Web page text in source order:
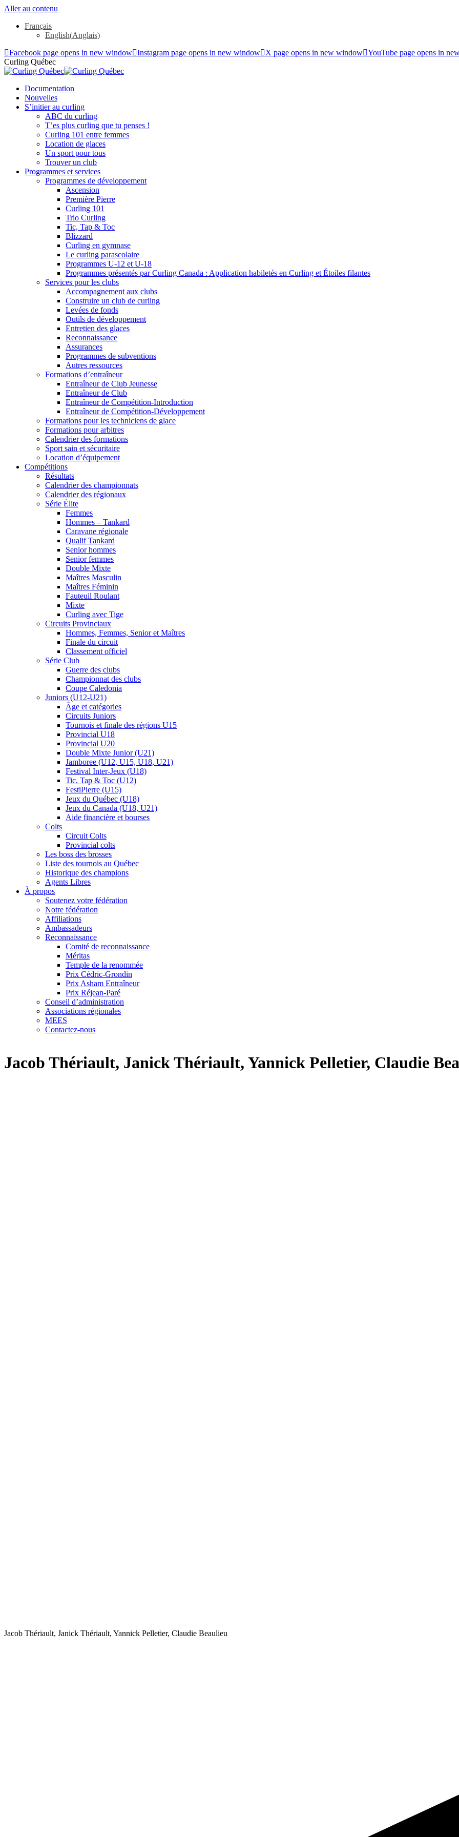
Aller au contenu
Français
English(Anglais)
Facebook page opens in new window Instagram page opens in new window X page opens in new window YouTube page opens in
Curling Québec
Documentation
Nouvelles
S’initier au curling
ABC du curling
T’es plus curling que tu penses !
Curling 101 entre femmes
Location de glaces
Un sport pour tous
Trouver un club
Programmes et services
Programmes de développement
Ascension
Première Pierre
Curling 101
Trio Curling
Tic, Tap & Toc
Blizzard
Curling en gymnase
Le curling parascolaire
Programmes U-12 et U-18
Programmes présentés par Curling Canada : Application habiletés en Curling et Étoiles filantes
Services pour les clubs
Accompagnement aux clubs
Construire un club de curling
Levées de fonds
Outils de développement
Entretien des glaces
Reconnaissance
Assurances
Programmes de subventions
Autres ressources
Formations d’entraîneur
Entraîneur de Club Jeunesse
Entraîneur de Club
Entraîneur de Compétition-Introduction
Entraîneur de Compétition-Développement
Formations pour les techniciens de glace
Formations pour arbitres
Calendrier des formations
Sport sain et sécuritaire
Location d’équipement
Compétitions
Résultats
Calendrier des championnats
Calendrier des régionaux
Série Élite
Femmes
Hommes – Tankard
Caravane régionale
Qualif Tankard
Senior hommes
Senior femmes
Double Mixte
Maîtres Masculin
Maîtres Féminin
Fauteuil Roulant
Mixte
Curling avec Tige
Circuits Provinciaux
Hommes, Femmes, Senior et Maîtres
Finale du circuit
Classement officiel
Série Club
Guerre des clubs
Championnat des clubs
Coupe Caledonia
Juniors (U12-U21)
Âge et catégories
Circuits Juniors
Tournois et finale des régions U15
Provincial U18
Provincial U20
Double Mixte Junior (U21)
Jamboree (U12, U15, U18, U21)
Festival Inter-Jeux (U18)
Tic, Tap & Toc (U12)
FestiPierre (U15)
Jeux du Québec (U18)
Jeux du Canada (U18, U21)
Aide financière et bourses
Colts
Circuit Colts
Provincial colts
Les boss des brosses
Liste des tournois au Québec
Historique des champions
Agents Libres
À propos
Soutenez votre fédération
Notre fédération
Affiliations
Ambassadeurs
Reconnaissance
Comité de reconnaissance
Méritas
Temple de la renommée
Prix Cédric-Grondin
Prix Asham Entraîneur
Prix Réjean-Paré
Conseil d’administration
Associations régionales
MEES
Contactez-nous
Jacob Thériault, Janick Thériault, Yannick Pelletier, Claudie
Jacob Thériault, Janick Thériault, Yannick Pelletier, Claudie Beaulieu